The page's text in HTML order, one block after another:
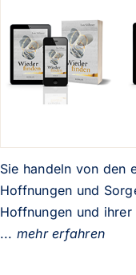
Sie handeln von den
Hoffnungen und
Hoffnungen und
... mehr erfahren